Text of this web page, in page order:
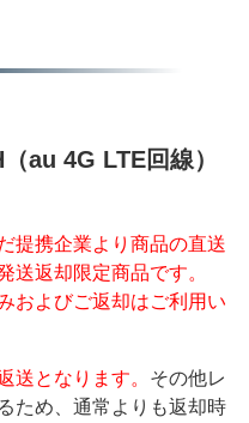
au 4G LTE回線）
提携企業より商品の直送
送返却限定商品です。
およびご返却はご利用い
送となります。 その他レ
ため、通常よりも返却時